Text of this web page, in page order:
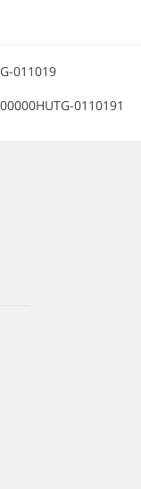
011019
0110191